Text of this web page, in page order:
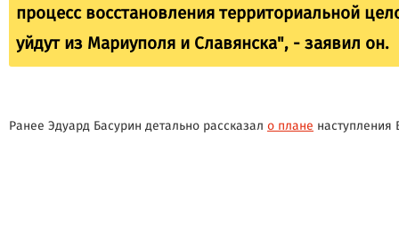
процесс восстановления территориальной
уйдут из Мариуполя и Славянска", - заявил он.
Ранее Эдуард Басурин детально рассказал о плане наступления